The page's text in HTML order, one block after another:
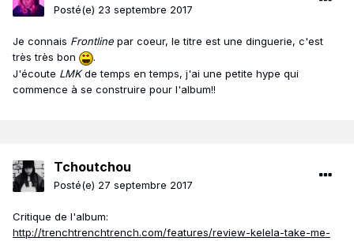
Posté(e) 23 septembre 2017
Je connais Frontline par coeur, le titre est une dinguerie, c'est
très très bon
.
J'écoute LMKde temps en temps, j'ai une petite hype qui
commence à se construire pour l'album!!
Tchoutchou
Posté(e) 27 septembre 2017
Critique de l'album:
http://trenchtrenchtrench.com/features/review-kelela-take-me-